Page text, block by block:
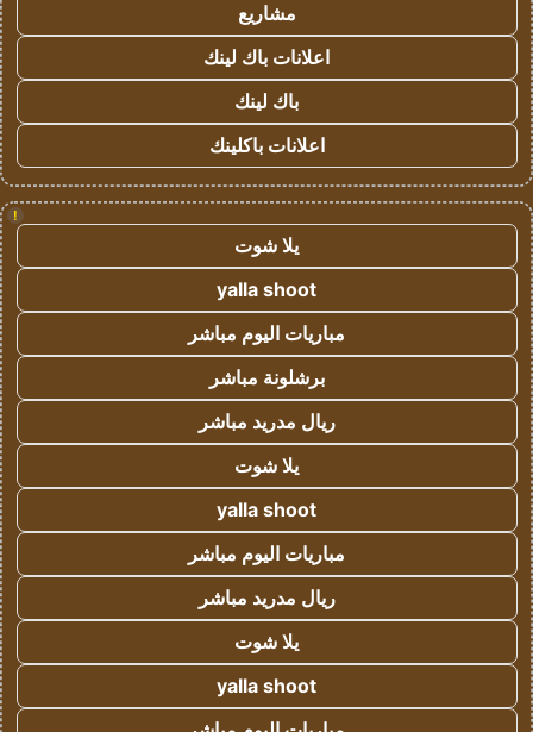
مشاريع
اعلانات باك لينك
باك لينك
اعلانات باكلينك
!
يلا شوت
yalla shoot
مباريات اليوم مباشر
برشلونة مباشر
ريال مدريد مباشر
يلا شوت
yalla shoot
مباريات اليوم مباشر
ريال مدريد مباشر
يلا شوت
yalla shoot